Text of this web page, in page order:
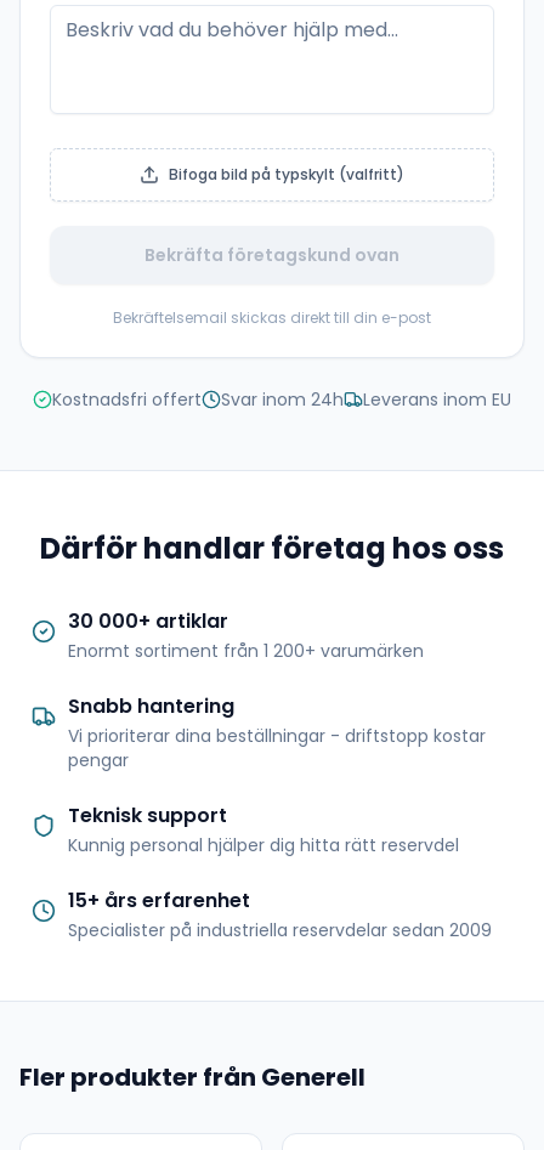
Bifoga bild på typskylt (valfritt)
Bekräfta företagskund ovan
Bekräftelsemail skickas direkt till din e-post
Kostnadsfri offert Svar inom 24h Leverans inom EU
Därför handlar företag hos oss
30 000+ artiklar
Enormt sortiment från 1 200+ varumärken
Snabb hantering
Vi prioriterar dina beställningar - driftstopp kostar
pengar
Teknisk support
Kunnig personal hjälper dig hitta rätt reservdel
15+ års erfarenhet
Specialister på industriella reservdelar sedan 2009
Fler produkter från Generell